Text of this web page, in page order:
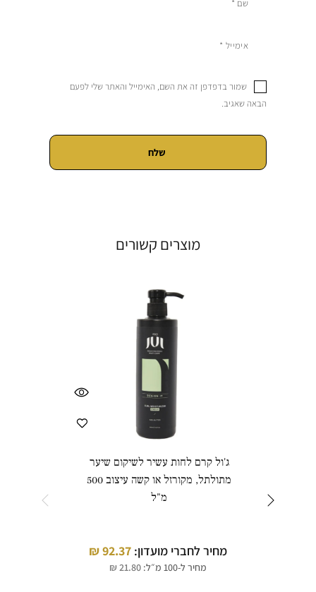
שמור בדפדפן זה את השם, האימייל והאתר שלי לפעם
הבאה שאגיב.
מוצרים קשורים
ג'ול קרם לחות עשיר לשיקום שיער
מתולתל, מקורזל או קשה עיצוב 500
מ"ל
מחיר לחברי מועדון: 92.37
₪
מחיר ל-100 מ״ל: 21.80
₪